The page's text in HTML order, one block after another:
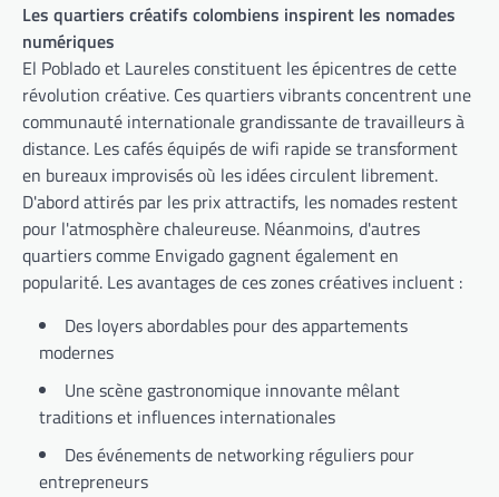
Les quartiers créatifs colombiens inspirent les nomades
numériques
El Poblado et Laureles constituent les épicentres de cette
révolution créative. Ces quartiers vibrants concentrent une
communauté internationale grandissante de travailleurs à
distance. Les cafés équipés de wifi rapide se transforment
en bureaux improvisés où les idées circulent librement.
D'abord attirés par les prix attractifs, les nomades restent
pour l'atmosphère chaleureuse. Néanmoins, d'autres
quartiers comme Envigado gagnent également en
popularité. Les avantages de ces zones créatives incluent :
Des loyers abordables pour des appartements
modernes
Une scène gastronomique innovante mêlant
traditions et influences internationales
Des événements de networking réguliers pour
entrepreneurs